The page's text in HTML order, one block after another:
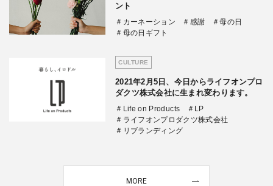
ント
＃カーネーション ＃感謝
＃母の日
＃母の日ギフト
CULTURE
2021年2月5日、今日からライフオンプロ
ダクツ株式会社に生まれ変わります。
＃Life on Products
＃LP
＃ライフオンプロダクツ株式会社
＃リブランディング
MORE